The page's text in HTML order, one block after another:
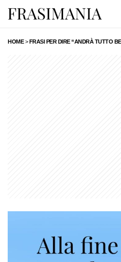
HOME>FRASI PER DIRE “ANDRÀ TUTTO